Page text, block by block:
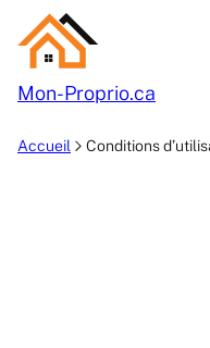
Mon-Proprio.ca
Accueil Conditions